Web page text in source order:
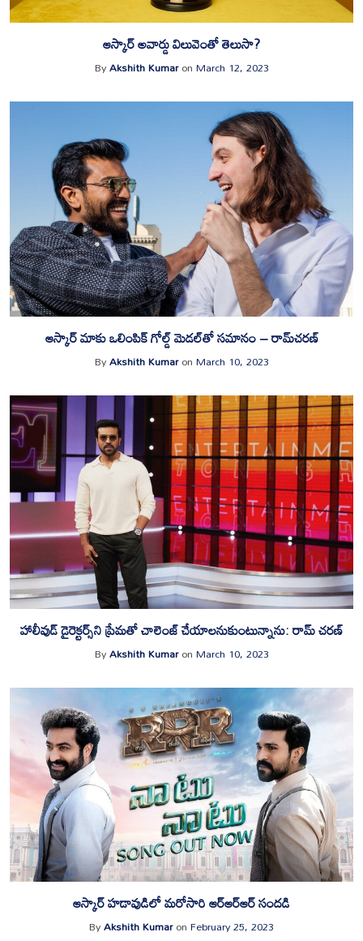
ఆస్కార్ అవార్డు విలువెంతో తెలుసా?
ByAkshith KumaronMarch 12, 2023
ఆస్కార్‌ మాకు ఒలింపిక్‌ గోల్డ్ మెడల్‌తో సమానం – రామ్‌చరణ్‌
ByAkshith KumaronMarch 10, 2023
హాలీవుడ్ డైరెక్ట‌ర్స్‌ని ప్రేమ‌తో చాలెంజ్ చేయాల‌నుకుంటున్నాను: రామ్ చ‌ర‌ణ్‌
ByAkshith KumaronMarch 10, 2023
ఆస్కార్ హడావుడిలో మరోసారి ఆర్ఆర్ఆర్ సందడి
ByAkshith KumaronFebruary 25, 2023